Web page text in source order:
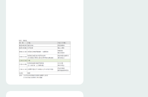
參加夥伴妥善
珍惜。請務必
全程參與課
育專業人員在
職訓練課程項
目： A必修(食
農教育課程)-
本培訓課程即
同步取消，辦
理日期將另行
時數)8小時課
程，課程分線
上課程及實體
課程兩部分。
食農教育專業
人員資格及培
訓辦法第二條